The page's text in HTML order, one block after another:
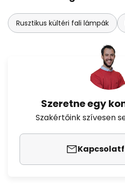
Rusztikus kültéri fali lámpák
Szeretne egy
Szakértőink szívesen